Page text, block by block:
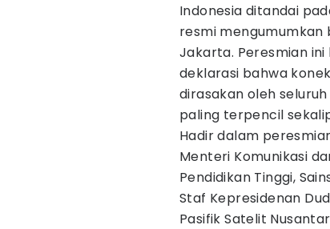
Indonesia ditandai
resmi mengumumkan
Jakarta. Peresmian
deklarasi bahwa
dirasakan oleh
paling terpencil
Hadir dalam
Menteri Komunikasi
Pendidikan Tinggi,
Staf Kepresidenan
Pasifik Satelit